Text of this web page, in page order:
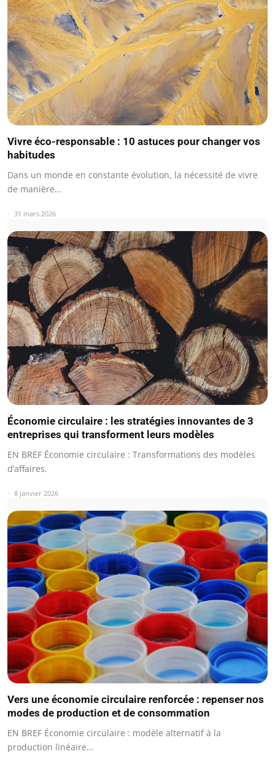
Vivre éco-responsable : 10 astuces pour changer vos
habitudes
Dans un monde en constante évolution, la nécessité de vivre
de manière…
31 mars 2026
Économie circulaire : les stratégies innovantes de 3
entreprises qui transforment leurs modèles
EN BREF Économie circulaire : Transformations des modèles
d’affaires.
8 janvier 2026
Vers une économie circulaire renforcée : repenser nos
modes de production et de consommation
EN BREF Économie circulaire : modèle alternatif à la
production linéaire…